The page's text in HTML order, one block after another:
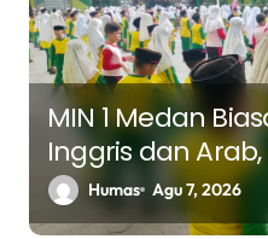
i
p
oMIN 1 Medan
Inggris dan Arab,
Hadapi
Humas Agu 7, 2026